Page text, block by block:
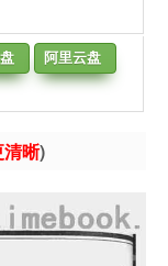
阿里云盘
晰)